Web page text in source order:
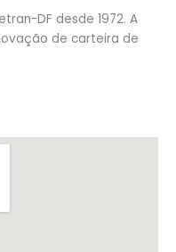
DF desde 1972. A
de carteira de